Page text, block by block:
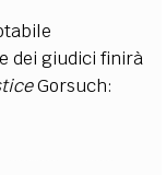
dei giudici finirà
Gorsuch: